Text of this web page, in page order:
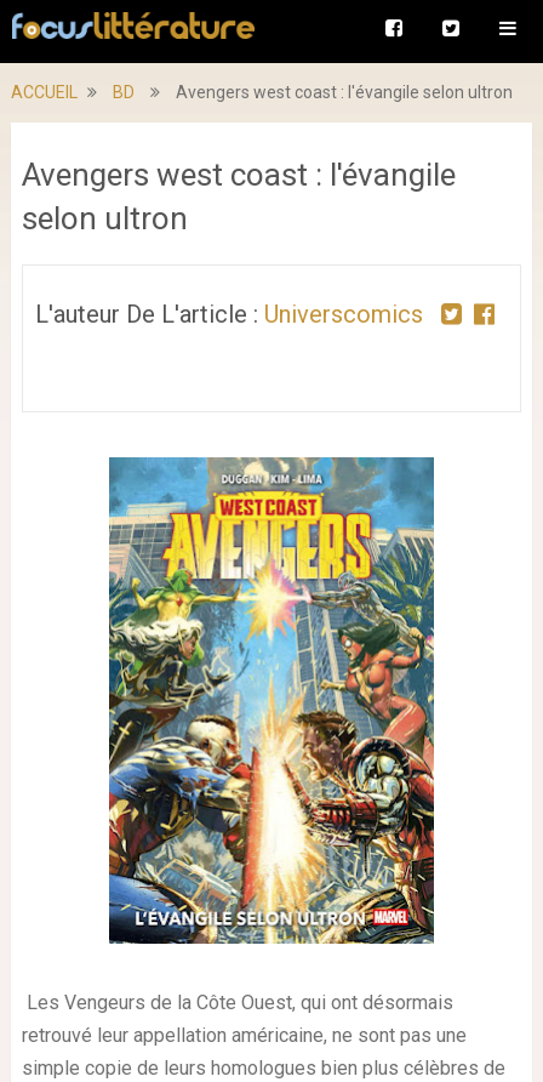
ACCUEIL BD Avengers west coast : l'évangile selon ultron
Avengers west coast : l'évangile
selon ultron
L'auteur De L'article : Universcomics
Les Vengeurs de la Côte Ouest, qui ont désormais
retrouvé leur appellation américaine, ne sont pas une
simple copie de leurs homologues bien plus célèbres de